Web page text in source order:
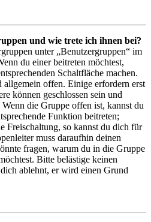
und wie trete ich ihnen bei?
unter „Benutzergruppen“ im
du einer beitreten möchtest,
Schaltfläche machen.
offen. Einige erfordern erst
können geschlossen sein und
die Gruppe offen ist, kannst du
Funktion beitreten;
Freischaltung, so kannst du dich für
muss daraufhin deinen
fragen, warum du in die Gruppe
Bitte belästige keinen
ablehnt, er wird einen Grund